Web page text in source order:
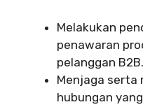
Melakukan
penawaran
pelanggan B2B.
Menjaga serta
hubungan